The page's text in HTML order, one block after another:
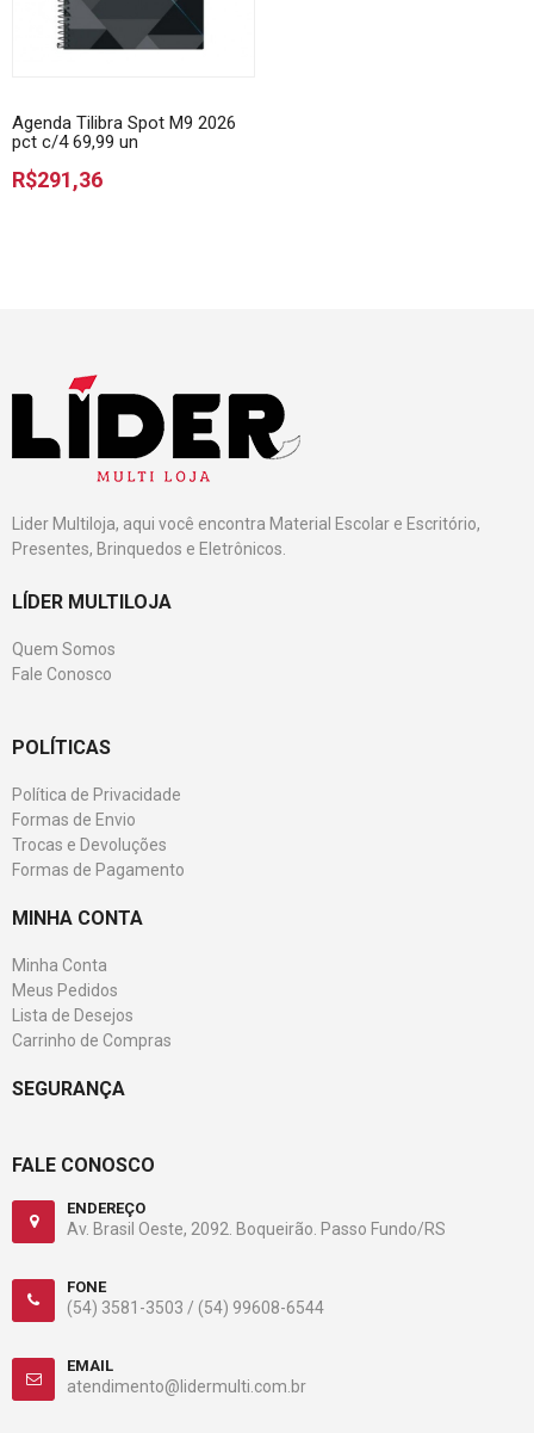
Agenda Tilibra Spot M9 2026
pct c/4 69,99 un
R$291,36
Lider Multiloja, aqui você encontra Material Escolar e Escritório,
Presentes, Brinquedos e Eletrônicos.
LÍDER MULTILOJA
Quem Somos
Fale Conosco
POLÍTICAS
Política de Privacidade
Formas de Envio
Trocas e Devoluções
Formas de Pagamento
MINHA CONTA
Minha Conta
Meus Pedidos
Lista de Desejos
Carrinho de Compras
SEGURANÇA
FALE CONOSCO
ENDEREÇO
Av. Brasil Oeste, 2092. Boqueirão. Passo Fundo/RS
FONE
(54) 3581-3503 / (54) 99608-6544
EMAIL
atendimento@lidermulti.com.br